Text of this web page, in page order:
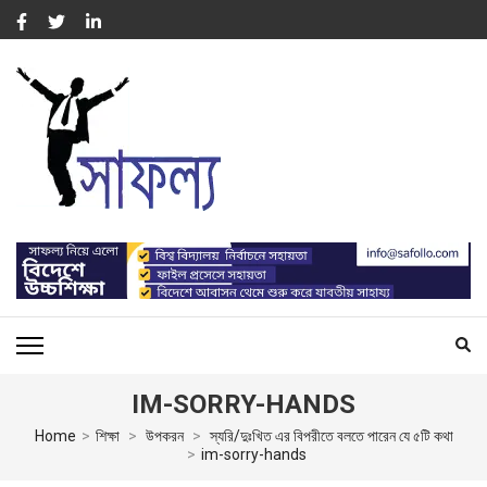
Skip
to
content
(Press
সাফল্য – SUCCESS : WORK
FOR CAPACITY BUILDING
For Capacity Building of Professional People
IM-SORRY-HANDS
Home > শিক্ষা > উপকরন > স্যরি/দুঃখিত এর বিপরীতে বলতে পারেন যে ৫টি কথা
> im-sorry-hands